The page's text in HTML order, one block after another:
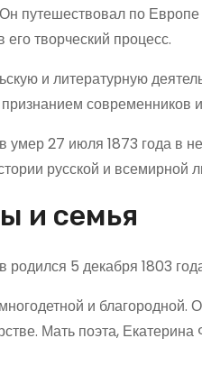
путешествовал по Европе
творческий процесс.
и литературную
современников
27 июля 1873 года в
русской и всемирной
и семья
5 декабря 1803
и благородной.
Мать поэта,